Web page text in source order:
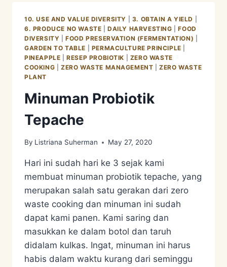
10. USE AND VALUE DIVERSITY 3. OBTAIN A YIELD
6. PRODUCE NO WASTE |DAILY HARVESTING |FOOD
DIVERSITY |FOOD PRESERVATION (FERMENTATION)
GARDEN TO TABLE
PERMACULTURE PRINCIPLE
PINEAPPLE |RESEP PROBIOTIK
ZERO WASTE
COOKING
ZERO WASTE MANAGEMENT |ZERO WASTE
PLANT
Minuman Probiotik
Tepache
By Listriana Suherman May 27, 2020
Hari ini sudah hari ke 3 sejak kami
membuat minuman probiotik tepache, yang
merupakan salah satu gerakan dari zero
waste cooking dan minuman ini sudah
dapat kami panen. Kami saring dan
masukkan ke dalam botol dan taruh
didalam kulkas. Ingat, minuman ini harus
habis dalam waktu kurang dari seminggu